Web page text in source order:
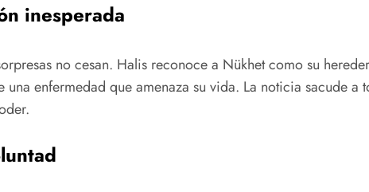
inesperada
no cesan. Halis reconoce a Nükhet como su
una enfermedad que amenaza su vida. La noticia sacude a